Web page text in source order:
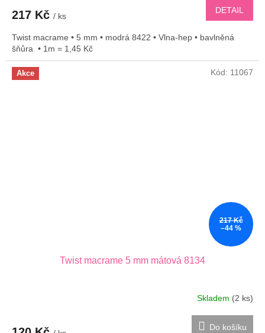
217 Kč / ks
DETAIL
Twist macrame • 5 mm • modrá 8422 • Vlna-hep • bavlněná
šňůra • 1m = 1,45 Kč
Akce
217 Kč
–44 %
Twist macrame 5 mm mátová 8134
Skladem (2 ks)
Do košíku
Kód: 11067